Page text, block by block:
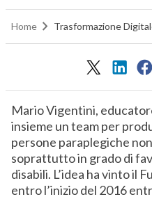
Home Trasformazione
Mario Vigentini,
insieme un team per
persone paraplegiche
soprattutto in grado di
disabili. L’idea ha vinto il
entro l’inizio del 2016